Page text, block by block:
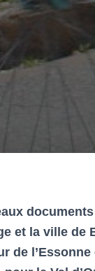
et la ville
de